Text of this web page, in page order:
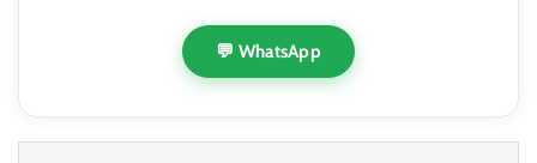
💬 WhatsApp